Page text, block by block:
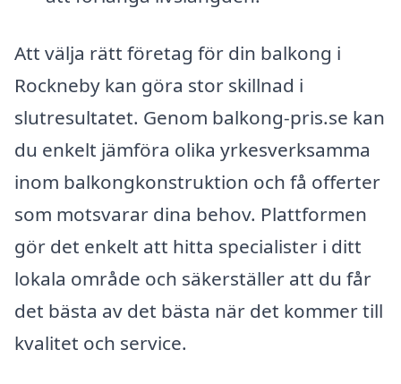
Att välja rätt företag för din balkong i
Rockneby kan göra stor skillnad i
slutresultatet. Genom balkong-pris.se kan
du enkelt jämföra olika yrkesverksamma
inom balkongkonstruktion och få offerter
som motsvarar dina behov. Plattformen
gör det enkelt att hitta specialister i ditt
lokala område och säkerställer att du får
det bästa av det bästa när det kommer till
kvalitet och service.